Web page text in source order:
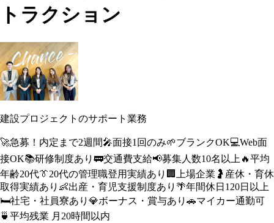
トラクション
建設プロジェクトのサポート業務
🚀急募！内定まで2週間🎤面接1回のみ🌱ブランクOK💻Web面
接OK📚研修制度あり 🚃交通費支給📢募集人数10名以上 🔥平均
年齢20代👔20代の管理職登用実績あり 🏢 上場企業 🤰 産休・育休
取得実績あり 👶出産・育児支援制度あり 🌴年間休日120日以上
🛏️社宅・社員寮あり 💎ボーナス・賞与あり 🚗マイカー通勤可
🍵 平均残業 月20時間以内